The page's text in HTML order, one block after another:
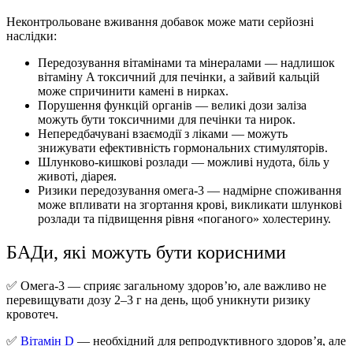
Неконтрольоване вживання добавок може мати серйозні
наслідки:
Передозування вітамінами та мінералами — надлишок
вітаміну A токсичний для печінки, а зайвий кальцій
може спричинити камені в нирках.
Порушення функцій органів — великі дози заліза
можуть бути токсичними для печінки та нирок.
Непередбачувані взаємодії з ліками — можуть
знижувати ефективність гормональних стимуляторів.
Шлунково-кишкові розлади — можливі нудота, біль у
животі, діарея.
Ризики передозування омега-3 — надмірне споживання
може впливати на згортання крові, викликати шлункові
розлади та підвищення рівня «поганого» холестерину.
БАДи, які можуть бути корисними
✅ Омега-3 — сприяє загальному здоров’ю, але важливо не
перевищувати дозу 2–3 г на день, щоб уникнути ризику
кровотеч.
✅ Вітамін D — необхідний для репродуктивного здоров’я, але